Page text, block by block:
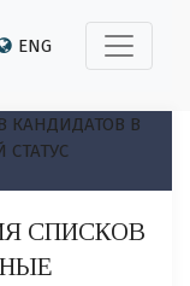
ENG
СПИСКОВ